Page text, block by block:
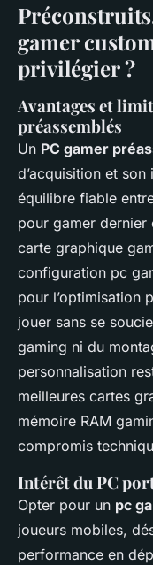
gamer
privilégier ?
Avantages et
préassemblés
Un PC gamer
d’acquisition et
équilibre fiable
pour gamer
carte graphique
configuration pc
pour l’optimisation
jouer sans se
gaming ni du
personnalisation
meilleures cartes
mémoire RAM
compromis
Intérêt du PC
Opter pour un pc
joueurs mobiles,
performance en